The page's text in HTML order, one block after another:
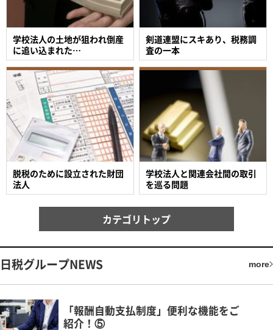
剣道連盟にスキあり、税務調
査の一本
学校法人の土地が狙われ倒産
に追い込まれた…
学校法人と関連会社間の取引
を巡る問題
脱税のために設立された財団
法人
カテゴリトップ
日税グループNEWS more
「報酬自動支払制度」便利な機能をご
紹介！⑤